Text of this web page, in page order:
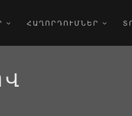
ՀԱՂՈՐԴՈՒՄՆԵՐ